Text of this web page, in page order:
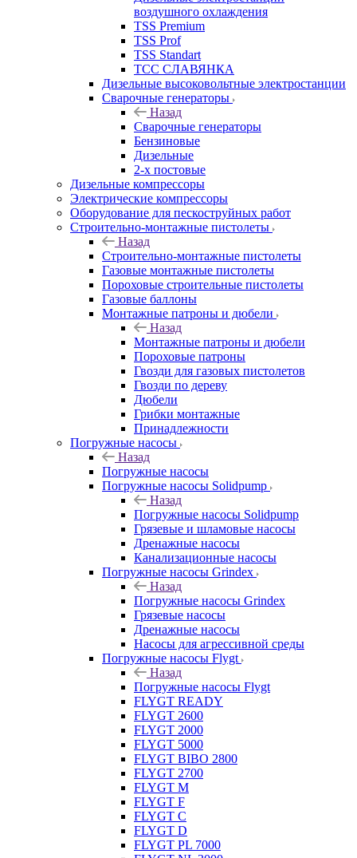
воздушного охлаждения
TSS Premium
TSS Prof
TSS Standart
ТСС СЛАВЯНКА
Дизельные высоковольтные электростанции
Сварочные генераторы
Назад
Сварочные генераторы
Бензиновые
Дизельные
2-х постовые
Дизельные компрессоры
Электрические компрессоры
Оборудование для пескоструйных работ
Строительно-монтажные пистолеты
Назад
Строительно-монтажные пистолеты
Газовые монтажные пистолеты
Пороховые строительные пистолеты
Газовые баллоны
Монтажные патроны и дюбели
Назад
Монтажные патроны и дюбели
Пороховые патроны
Гвозди для газовых пистолетов
Гвозди по дереву
Дюбели
Грибки монтажные
Принадлежности
Погружные насосы
Назад
Погружные насосы
Погружные насосы Solidpump
Назад
Погружные насосы Solidpump
Грязевые и шламовые насосы
Дренажные насосы
Канализационные насосы
Погружные насосы Grindex
Назад
Погружные насосы Grindex
Грязевые насосы
Дренажные насосы
Насосы для агрессивной среды
Погружные насосы Flygt
Назад
Погружные насосы Flygt
FLYGT READY
FLYGT 2600
FLYGT 2000
FLYGT 5000
FLYGT BIBO 2800
FLYGT 2700
FLYGT M
FLYGT F
FLYGT C
FLYGT D
FLYGT PL 7000